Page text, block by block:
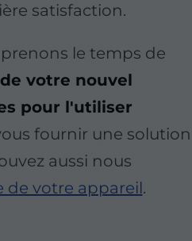
satisfaction.
le temps de
votre nouvel
pour l'utiliser
fournir une solution
aussi nous
votre appareil .